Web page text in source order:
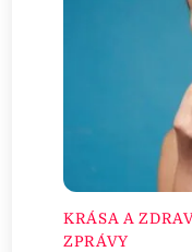
KRÁSA A
ZPRÁVY